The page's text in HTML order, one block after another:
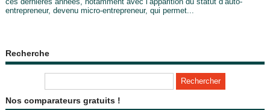
entrepreneur, devenu micro-entrepreneur, qui permet...
Recherche
Nos comparateurs gratuits !